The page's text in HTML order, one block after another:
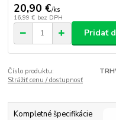
20,90 €/ks
16,99 € bez DPH
Pridať
Číslo produktu:
Strážiť cenu / dostupnosť
Kompletné špecifikácie